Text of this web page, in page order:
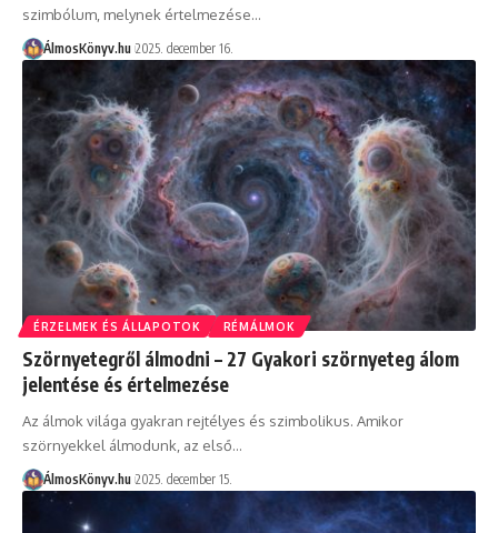
szimbólum, melynek értelmezése…
ÁlmosKönyv.hu 2025. december 16.
ÉRZELMEK ÉS ÁLLAPOTOK RÉMÁLMOK
Szörnyetegről álmodni – 27 Gyakori szörnyeteg álom
jelentése és értelmezése
Az álmok világa gyakran rejtélyes és szimbolikus. Amikor
szörnyekkel álmodunk, az első…
ÁlmosKönyv.hu 2025. december 15.